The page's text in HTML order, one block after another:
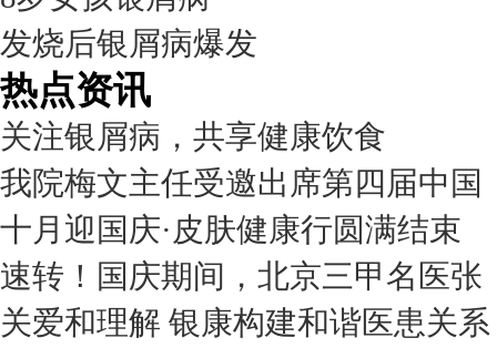
发烧后银屑病爆发
热点资讯
关注银屑病，共享健康饮食
我院梅文主任受邀出席第四届中国
十月迎国庆·皮肤健康行圆满结束
速转！国庆期间，北京三甲名医张
关爱和理解 银康构建和谐医患关系